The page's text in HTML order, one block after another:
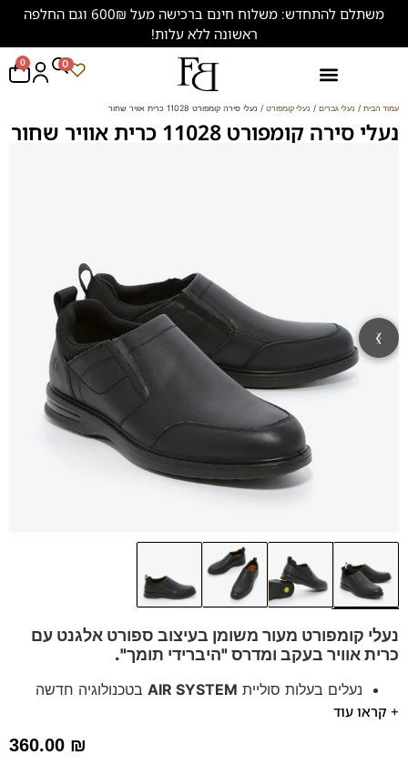
משתלם להתחדש: משלוח חינם ברכישה מעל 600₪ וגם החלפה
ראשונה ללא עלות!
0 0
נעלי קומפורט מעור משומן בעיצוב ספורט אלגנט עם
כרית אוויר בעקב ומדרס "היברידי תומך".
נעלים בעלות סוליית AIR SYSTEM בטכנולוגיה חדשה
אייר באג בולם זעזועים+ קראו עוד
360.00 ₪
עמוד הבית / נעלי גברים / נעלי קומפורט / נעלי סירה קומפורט 11028 כרית אוויר שחור
נעלי סירה קומפורט 11028 כרית אוויר שחור
‹
›